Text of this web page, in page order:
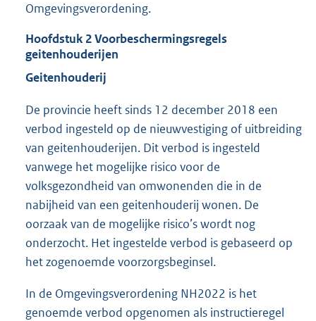
Omgevingsverordening.
Hoofdstuk 2Voorbeschermingsregels
geitenhouderijen
Geitenhouderij
De provincie heeft sinds 12 december 2018 een
verbod ingesteld op de nieuwvestiging of uitbreiding
van geitenhouderijen. Dit verbod is ingesteld
vanwege het mogelijke risico voor de
volksgezondheid van omwonenden die in de
nabijheid van een geitenhouderij wonen. De
oorzaak van de mogelijke risico’s wordt nog
onderzocht. Het ingestelde verbod is gebaseerd op
het zogenoemde voorzorgsbeginsel.
In de Omgevingsverordening NH2022 is het
genoemde verbod opgenomen als instructieregel